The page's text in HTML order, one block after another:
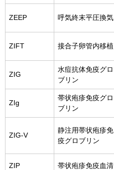
ZEEP 呼気終末平圧換気
ZIFT 接合子卵管内移植
ZIG
水痘抗体免疫グロ
ブリン
ZIg
帯状疱疹免疫グロ
ブリン
ZIG-V
静注用帯状疱疹免
疫グロブリン
ZIP 帯状疱疹免疫血清